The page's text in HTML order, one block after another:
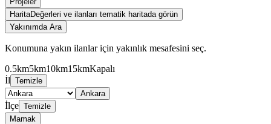
HaritaDeğerleri ve ilanları tematik haritada görün
Yakınımda Ara
Konumuna yakın ilanlar için yakınlık mesafesini seç.
0.5km5km10km15kmKapalı
İl Temizle
Ankara
İlçe Temizle
Mamak